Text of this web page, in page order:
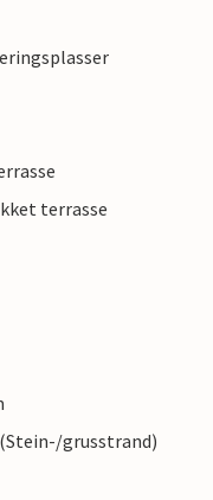
terrasse
grusstrand)